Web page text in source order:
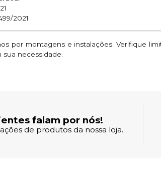
2021
por montagens e instalações. Verifique
necessidade.
falam por nós!
de produtos da nossa loja.